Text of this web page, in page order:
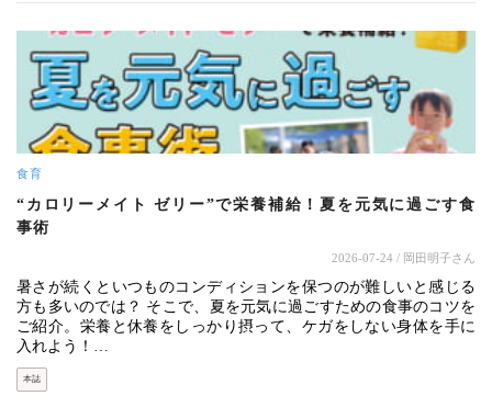
食育
“カロリーメイト ゼリー”で栄養補給！夏を元気に過ごす食
事術
2026-07-24 / 岡田明子さん
暑さが続くといつものコンディションを保つのが難しいと感じる
方も多いのでは？ そこで、夏を元気に過ごすための食事のコツを
ご紹介。栄養と休養をしっかり摂って、ケガをしない身体を手に
入れよう！…
本誌